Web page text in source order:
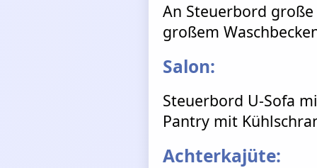
An Steuerbord
großem
Salon:
Steuerbord U-Sofa
Pantry mit
Achterkajüte: